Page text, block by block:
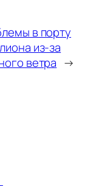
в порту
из-за
ветра →